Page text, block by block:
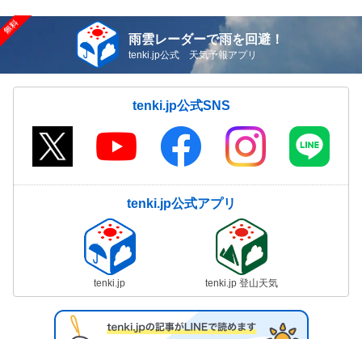
雨雲レーダーで雨を回避！
tenki.jp公式 天気予報アプリ
tenki.jp公式SNS
tenki.jp公式アプリ
tenki.jp tenki.jp 登山天気